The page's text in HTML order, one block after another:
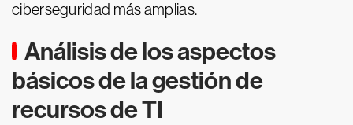
ciberseguridad más amplias.
Análisis de los aspectos
básicos de la gestión de
recursos de TI